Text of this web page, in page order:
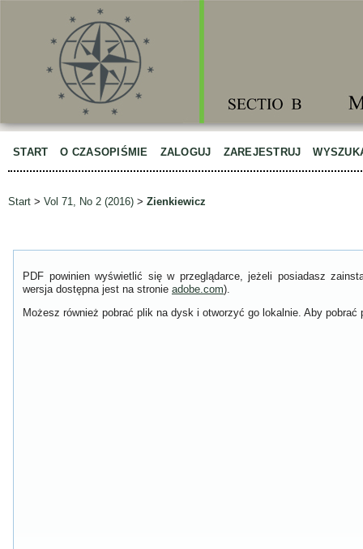
START O CZASOPIŚMIE ZALOGUJ ZAREJESTRUJ
Start > Vol 71, No 2 (2016) > Zienkiewicz
PDF powinien wyświetlić się w przeglądarce, jeżeli posiadasz
wersja dostępna jest na stronie adobe.com).
Możesz również pobrać plik na dysk i otworzyć go lokalnie. Aby